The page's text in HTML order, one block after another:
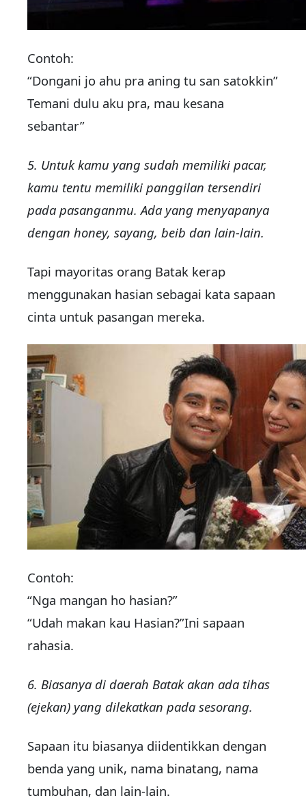
Contoh:
“Dongani jo ahu pra aning tu san satokkin”
Temani dulu aku pra, mau kesana
sebantar”
5. Untuk kamu yang sudah memiliki pacar,
kamu tentu memiliki panggilan tersendiri
pada pasanganmu. Ada yang menyapanya
dengan honey, sayang, beib dan lain-lain.
Tapi mayoritas orang Batak kerap
menggunakan hasian sebagai kata sapaan
cinta untuk pasangan mereka.
Contoh:
“Nga mangan ho hasian?”
“Udah makan kau Hasian?”Ini sapaan
rahasia.
6. Biasanya di daerah Batak akan ada tihas
(ejekan) yang dilekatkan pada sesorang.
Sapaan itu biasanya diidentikkan dengan
benda yang unik, nama binatang, nama
tumbuhan, dan lain-lain.